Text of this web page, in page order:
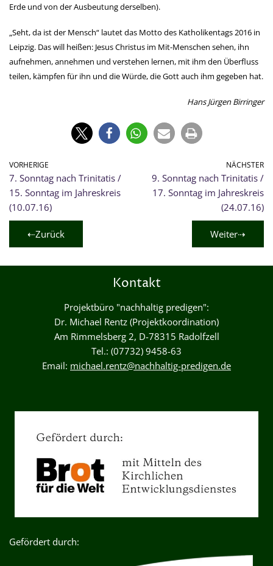
Erde und von der Ausbeutung derselben).
„Seht, da ist der Mensch“ lautet das Motto des Katholikentags 2016 in
Leipzig. Das will heißen: Jesus Christus im Mit-Menschen sehen, ihn
aufnehmen, annehmen und verstehen lernen, mit ihm den Überfluss
teilen, kämpfen für ihn und die Würde, die Gott auch ihm gegeben hat.
Hans Jürgen Birringer
VORHERIGE
7. Sonntag nach Trinitatis /
15. Sonntag im Jahreskreis
(10.07.16)
NÄCHSTER
9. Sonntag nach Trinitatis /
17. Sonntag im Jahreskreis
(24.07.16)
⇠Zurück Weiter⇢
Kontakt
Projektbüro "nachhaltig predigen":
Dr. Michael Rentz (Projektkoordination)
Am Rimmelsberg 2, D-78315 Radolfzell
Tel.: (07732) 9458-63
Email: michael.rentz@nachhaltig-predigen.de
Gefördert durch: